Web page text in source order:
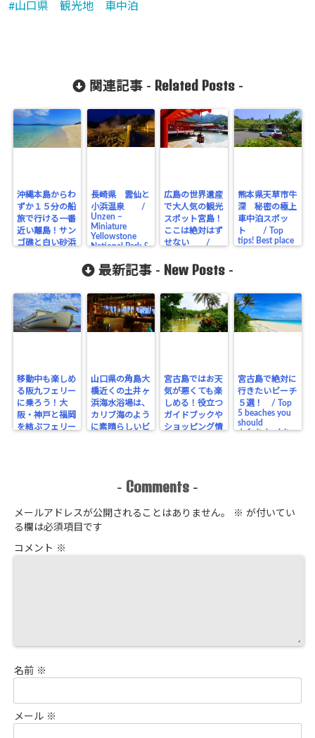
山口県 観光地 車中泊
関連記事 - Related Posts-
沖縄本島からわ
ずか１５分の船
旅で行ける一番
近い離島！サン
ゴ礁と白い砂浜
boat! Beautiful
small island
closest to the
main island of
sandy beach
長崎県 雲仙と
小浜温泉 /
Unzen –
Miniature
Yellowstone
National Park &
spring
広島の世界遺産
で大人気の観光
スポット宮島！
ここは絶対はず
せない /
– Miyajima in
Hiroshima,
popular tourist
spot for
foreigners
熊本県天草市牛
深 秘密の極上
車中泊スポッ
ト / Top
tips! Best place
Kumamoto
最新記事 - New Posts -
移動中も楽しめ
る阪九フェリー
に乗ろう！大
阪・神戸と福岡
を結ぶフェリー
connects
Osaka/Kobe
and Fukuoka
山口県の角島大
橋近くの土井ヶ
浜海水浴場は、
カリブ海のよう
に素晴らしいビ
Yamaguchi is a
beach just like
in Caribbean!
宮古島ではお天
気が悪くても楽
しめる！役立つ
ガイドブックや
ショッピング情
even if the
weather is bad!
guidebooks &
宮古島で絶対に
行きたいビーチ
５選！ / Top
5 beaches you
should
definitely visit
- Comments -
メールアドレスが公開されることはありません。 ※ が付いてい
る欄は必須項目です
コメント ※
名前 ※
メール ※